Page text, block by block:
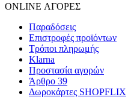
ONLINE ΑΓΟΡΕΣ
Παραδόσεις
Επιστροφές προϊόντων
Τρόποι πληρωμής
Klarna
Προστασία αγορών
Άρθρο 39
Δωροκάρτες SHOPFLIX